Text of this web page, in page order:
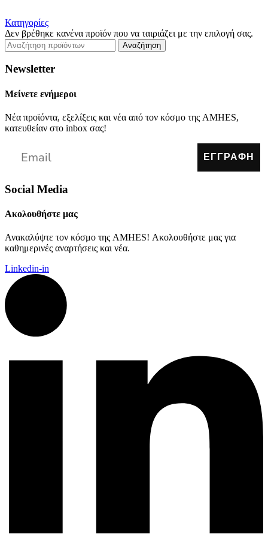
Κατηγορίες
Δεν βρέθηκε κανένα προϊόν που να ταιριάζει με την επιλογή σας.
Αναζήτηση
Newsletter
Μείνετε ενήμεροι
Νέα προϊόντα, εξελίξεις και νέα από τον κόσμο της AMHES,
κατευθείαν στο inbox σας!
ΕΓΓΡΑΦΗ
Social Media
Ακολουθήστε μας
Ανακαλύψτε τον κόσμο της AMHES! Ακολουθήστε μας για
καθημερινές αναρτήσεις και νέα.
Linkedin-in